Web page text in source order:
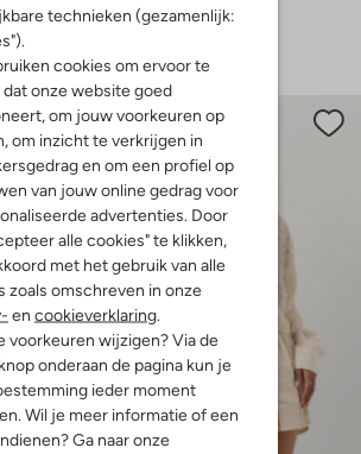
technieken (gezamenlijk:
cookies om ervoor te
onze website goed
om jouw voorkeuren op
om inzicht te verkrijgen in
en om een profiel op
van jouw online gedrag voor
advertenties. Door
alle cookies" te klikken,
met het gebruik van alle
zoals omschreven in onze
en cookieverklaring
voorkeuren wijzigen? Via de
onderaan de pagina kun je
ieder moment
Wil je meer informatie of een
Ga naar onze
Silvian Heach
Flared broek
Laatste item